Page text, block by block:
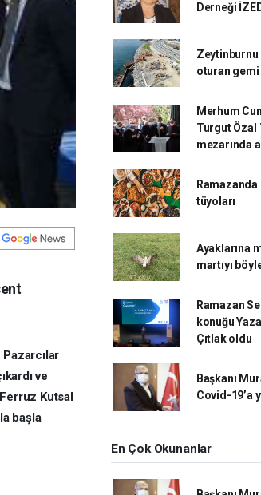
ve
Kutsal
başla
Derneği
Zeytinburnu
oturan gemi
Merhum
Turgut Özal
mezarında
Ramazanda
tüyoları
Ayaklarına
martıyı
Ramazan
konuğu
Çıtlak oldu
Başkanı
Covid-19’a
En Çok Okunanlar